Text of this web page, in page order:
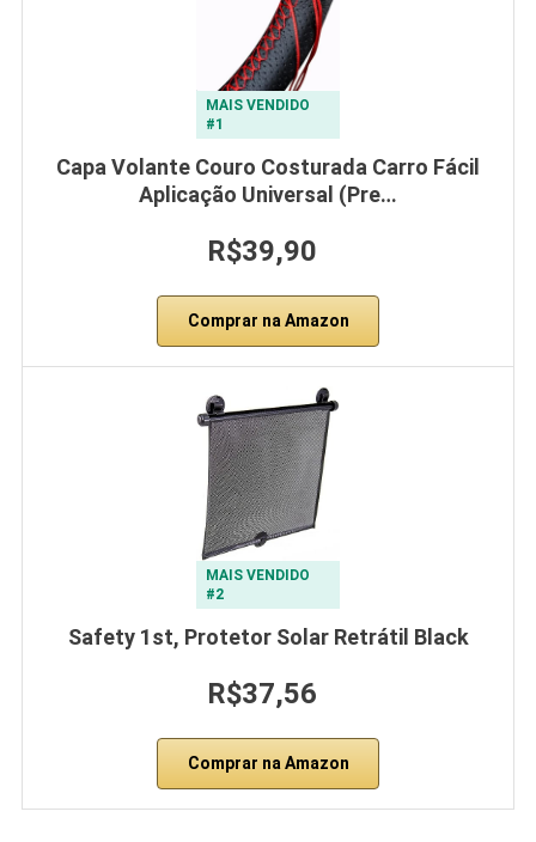
MAIS VENDIDO
#1
Capa Volante Couro Costurada Carro Fácil
Aplicação Universal (Pre…
R$39,90
Comprar na Amazon
MAIS VENDIDO
#2
Safety 1st, Protetor Solar Retrátil Black
R$37,56
Comprar na Amazon